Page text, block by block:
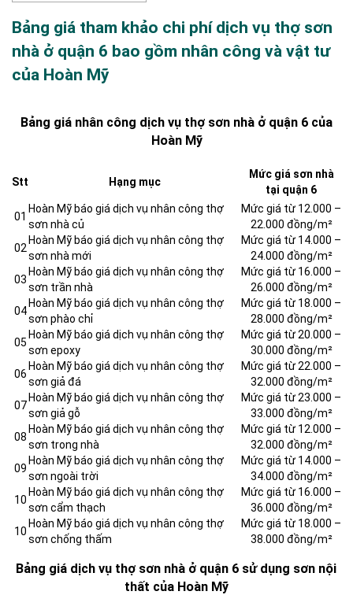
Bảng giá tham khảo chi phí dịch vụ thợ sơn
nhà ở quận 6 bao gồm nhân công và vật tư
của Hoàn Mỹ
Bảng giá nhân công dịch vụ thợ sơn nhà ở quận 6 của
Hoàn Mỹ
Stt Hạng mục
Mức giá sơn nhà
tại quận 6
01
Hoàn Mỹ báo giá dịch vụ nhân công thợ
sơn nhà củ
Mức giá từ 12.000 –
22.000 đồng/m²
02
Hoàn Mỹ báo giá dịch vụ nhân công thợ
sơn nhà mới
Mức giá từ 14.000 –
24.000 đồng/m²
03
Hoàn Mỹ báo giá dịch vụ nhân công thợ
sơn trần nhà
Mức giá từ 16.000 –
26.000 đồng/m²
04
Hoàn Mỹ báo giá dịch vụ nhân công thợ
sơn phào chỉ
Mức giá từ 18.000 –
28.000 đồng/m²
05
Hoàn Mỹ báo giá dịch vụ nhân công thợ
sơn epoxy
Mức giá từ 20.000 –
30.000 đồng/m²
06
Hoàn Mỹ báo giá dịch vụ nhân công thợ
sơn giả đá
Mức giá từ 22.000 –
32.000 đồng/m²
07
Hoàn Mỹ báo giá dịch vụ nhân công thợ
sơn giả gỗ
Mức giá từ 23.000 –
33.000 đồng/m²
08
Hoàn Mỹ báo giá dịch vụ nhân công thợ
sơn trong nhà
Mức giá từ 12.000 –
32.000 đồng/m²
09
Hoàn Mỹ báo giá dịch vụ nhân công thợ
sơn ngoài trời
Mức giá từ 14.000 –
34.000 đồng/m²
10
Hoàn Mỹ báo giá dịch vụ nhân công thợ
sơn cẩm thạch
Mức giá từ 16.000 –
36.000 đồng/m²
10
Hoàn Mỹ báo giá dịch vụ nhân công thợ
sơn chống thấm
Mức giá từ 18.000 –
38.000 đồng/m²
Bảng giá dịch vụ thợ sơn nhà ở quận 6 sử dụng sơn nội
thất của Hoàn Mỹ